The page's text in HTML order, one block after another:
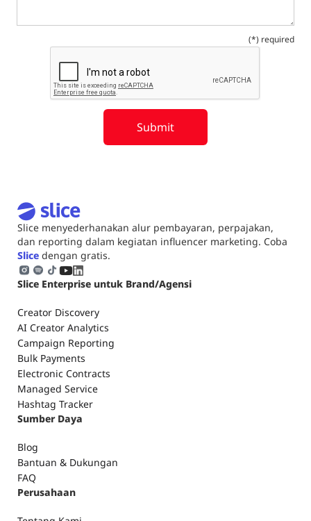
(*) required
Slice menyederhanakan alur pembayaran, perpajakan,
dan reporting dalam kegiatan influencer marketing. Coba
Slice dengan gratis.
Slice Enterprise untuk Brand/Agensi
Creator Discovery
AI Creator Analytics
Campaign Reporting
Bulk Payments
Electronic Contracts
Managed Service
Hashtag Tracker
Sumber Daya
Blog
Bantuan & Dukungan
FAQ
Perusahaan